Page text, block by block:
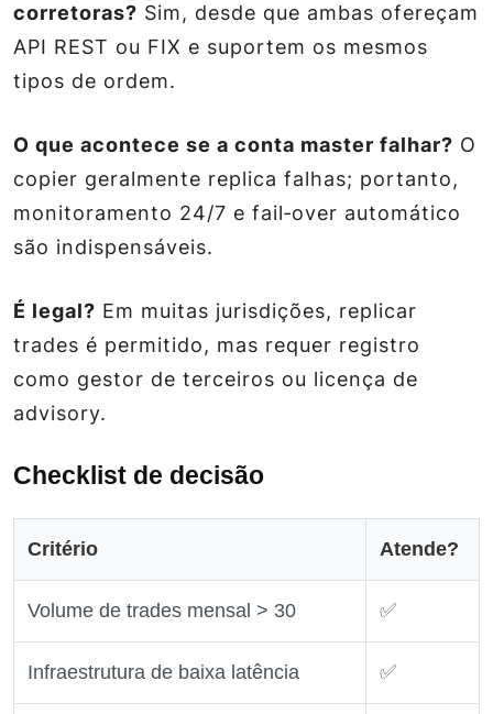
corretoras? Sim, desde que ambas ofereçam
API REST ou FIX e suportem os mesmos
tipos de ordem.
O que acontece se a conta master falhar? O
copier geralmente replica falhas; portanto,
monitoramento 24/7 e fail‑over automático
são indispensáveis.
É legal? Em muitas jurisdições, replicar
trades é permitido, mas requer registro
como gestor de terceiros ou licença de
advisory.
Checklist de decisão
Critério Atende?
Volume de trades mensal > 30 ✅
Infraestrutura de baixa latência ✅